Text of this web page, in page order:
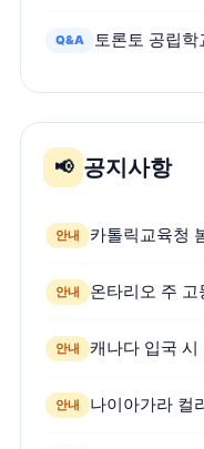
Q&A 토론토 공립
📢 공지사항
안내 카톨릭교육청
안내
안내
안내